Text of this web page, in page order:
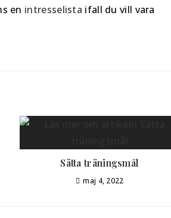
en intresselista ifall du vill vara
Sätta träningsmål
maj 4, 2022